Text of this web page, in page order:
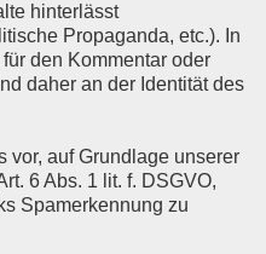
hinterlässt
Propaganda, etc.). In
den Kommentar oder
daher an der Identität des
vor, auf Grundlage unserer
6 Abs. 1 lit. f. DSGVO,
Spamerkennung zu